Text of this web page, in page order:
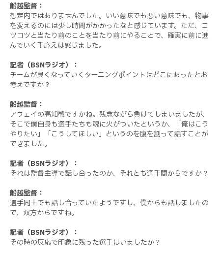
船越監督：
想定内ではありませんでした。いい意味でも悪い意味でも、物事
を変えるのには少し時間がかかったなと感じています。ただ、コ
ツコツと当たり前のことを当たり前にやることで、確実に前に進
んでいく手応えは感じました。
記者（BSNラジオ）：
チームが良くなっていくターニングポイントはどこにあったとお
考えですか？
船越監督：
アウェイの高知戦ですかね。残念ながら負けてしまいましたが、
そこで僕自身も選手たちも魂に火がついたというか、「俺はこう
やりたい」「こうしてほしい」というのを腹を割って話すことが
できました。
記者（BSNラジオ）：
それは監督主導で話し合ったのか、それとも選手間からですか？
船越監督：
選手同士でも話し合っていたようですし、僕からも話しましたの
で、双方からですね。
記者（BSNラジオ）：
その時の反応で印象に残った選手はいましたか？